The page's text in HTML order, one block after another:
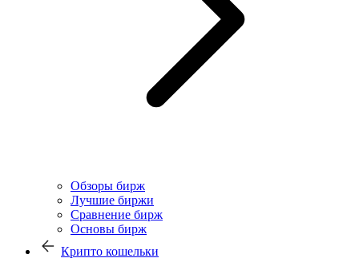
Обзоры бирж
Лучшие биржи
Сравнение бирж
Основы бирж
Крипто кошельки